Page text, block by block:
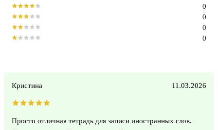
0
0
0
0
Кристина 11.03.2026
Просто отличная тетрадь для записи иностранных слов.